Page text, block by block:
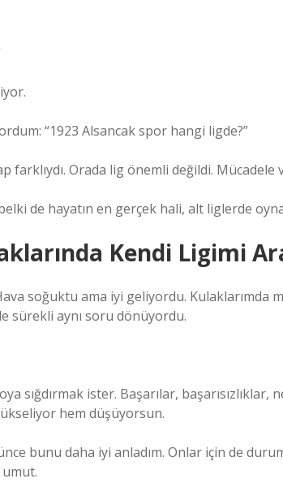
“1923 Alsancak spor hangi ligde?”
farklıydı. Orada lig önemli değildi. Mücadele
de hayatın en gerçek hali, alt liglerde
Kendi Ligimi
soğuktu ama iyi geliyordu. Kulaklarımda
sürekli aynı soru dönüyordu.
sığdırmak ister. Başarılar,
hem düşüyorsun.
bunu daha iyi anladım. Onlar için de